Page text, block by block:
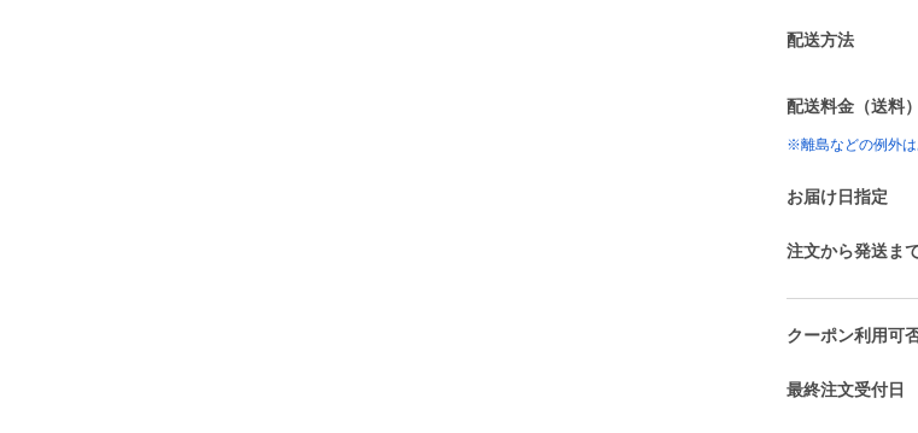
配送方法
配送料金（送料）
※離島などの例外
お届け日指定
注文から発送ま
クーポン利用可
最終注文受付日